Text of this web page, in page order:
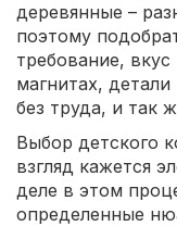
деревянные –
поэтому
требование,
магнитах,
без труда, и так
Выбор детского
взгляд кажется
деле в этом
определенные